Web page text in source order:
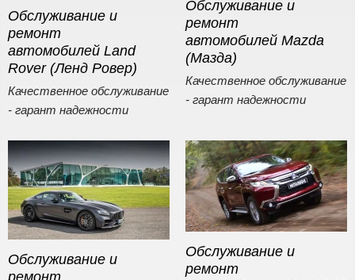
Обслуживание и
ремонт
автомобилей Land
Rover (Ленд Ровер)
Качественное обслуживание
- гарант надежности
Обслуживание и
ремонт
автомобилей Mazda
(Мазда)
Качественное обслуживание
- гарант надежности
Обслуживание и
ремонт
Обслуживание и
ремонт